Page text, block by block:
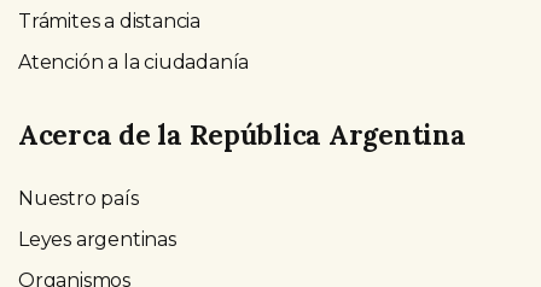
Trámites a distancia
Atención a la ciudadanía
Acerca de la República Argentina
Nuestro país
Leyes argentinas
Organismos